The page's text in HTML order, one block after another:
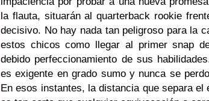
la flauta, situarán al quarterback rookie
decisivo. No hay nada tan peligroso para la
estos chicos como llegar al primer snap
debido perfeccionamiento de sus
es exigente en grado sumo y nunca se
En esos instantes, la distancia que separa el